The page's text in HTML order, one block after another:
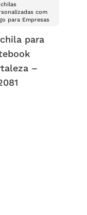
com
para Empresas
para
–